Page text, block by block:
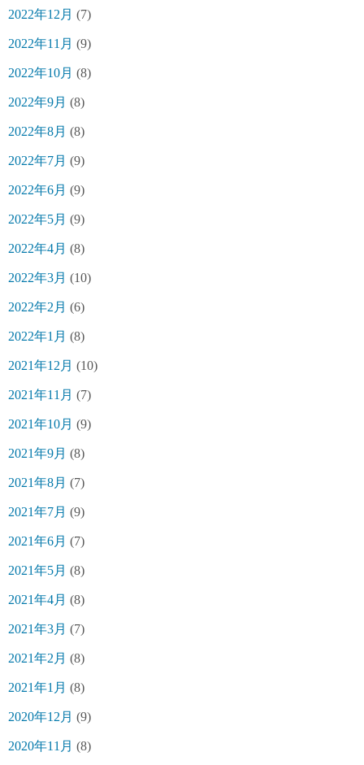
2022年12月 (7)
2022年11月 (9)
2022年10月 (8)
2022年9月 (8)
2022年8月 (8)
2022年7月 (9)
2022年6月 (9)
2022年5月 (9)
2022年4月 (8)
2022年3月 (10)
2022年2月 (6)
2022年1月 (8)
2021年12月 (10)
2021年11月 (7)
2021年10月 (9)
2021年9月 (8)
2021年8月 (7)
2021年7月 (9)
2021年6月 (7)
2021年5月 (8)
2021年4月 (8)
2021年3月 (7)
2021年2月 (8)
2021年1月 (8)
2020年12月 (9)
2020年11月 (8)